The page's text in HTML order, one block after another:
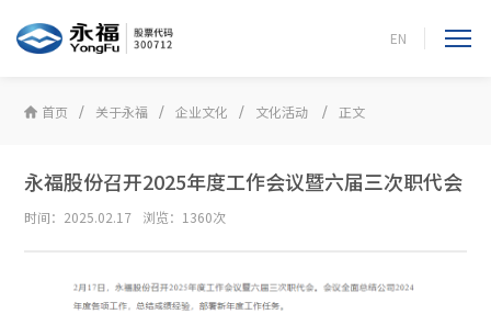
EN
首页 关于永福 企业文化 文化活动 正文
永福股份召开2025年度工作会议暨六届三次职代会
时间：2025.02.17 浏览：1360次